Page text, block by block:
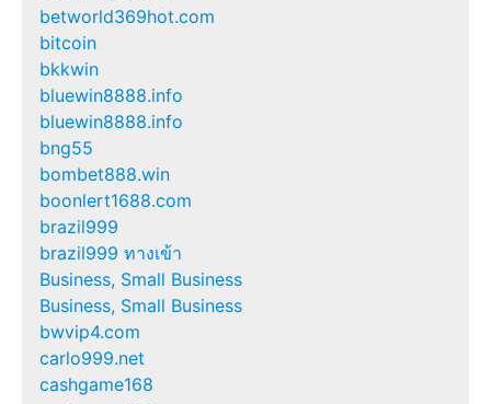
betworld369hot.com
bitcoin
bkkwin
bluewin8888.info
bluewin8888.info
bng55
bombet888.win
boonlert1688.com
brazil999
brazil999 ทางเข้า
Business, Small Business
Business, Small Business
bwvip4.com
carlo999.net
cashgame168